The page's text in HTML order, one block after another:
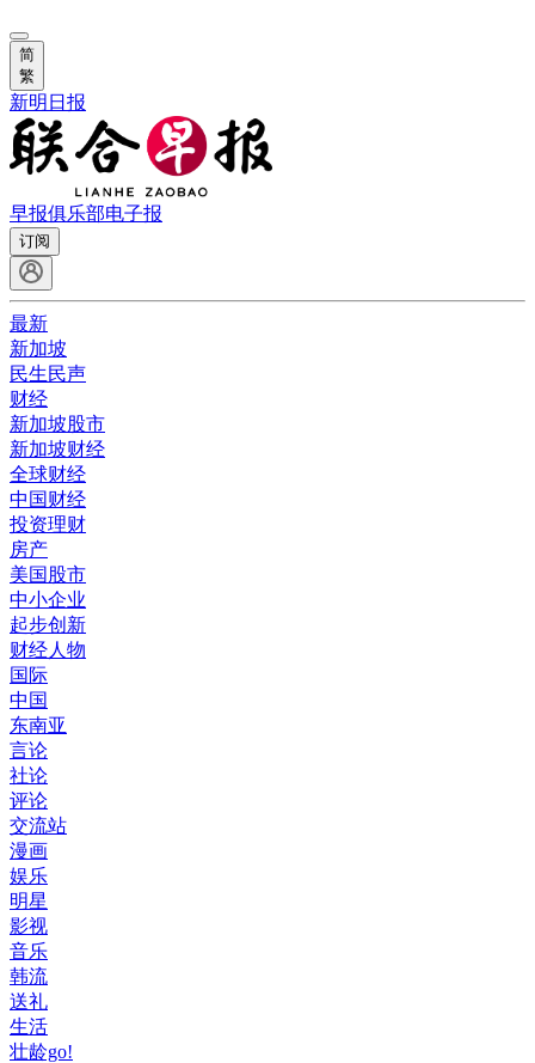
简
繁
新明日报
早报俱乐部电子报
订阅
最新
新加坡
民生民声
财经
新加坡股市
新加坡财经
全球财经
中国财经
投资理财
房产
美国股市
中小企业
起步创新
财经人物
国际
中国
东南亚
言论
社论
评论
交流站
漫画
娱乐
明星
影视
音乐
韩流
送礼
生活
壮龄go!